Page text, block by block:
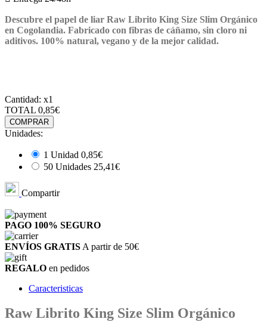
Descubre el papel de liar Raw Librito King Size Slim Orgánico
en Cogolandia. Fabricado con fibras de cáñamo, sin cloro ni
aditivos. 100% natural, vegano y de la mejor calidad.
Cantidad: x1
TOTAL 0,85€
COMPRAR
Unidades:
1 Unidad 0,85€
50 Unidades 25,41€
Compartir
PAGO 100% SEGURO
ENVÍOS GRATIS A partir de 50€
REGALO en pedidos
Caracteristicas
Raw Librito King Size Slim Orgánico